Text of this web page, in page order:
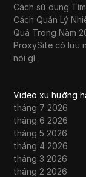
Cách sử dụng
Cách Quản Lý
Quả Trong Năm
ProxySite có lưu
nói gì
Video xu hướng
tháng 7 2026
tháng 6 2026
tháng 5 2026
tháng 4 2026
tháng 3 2026
tháng 2 2026